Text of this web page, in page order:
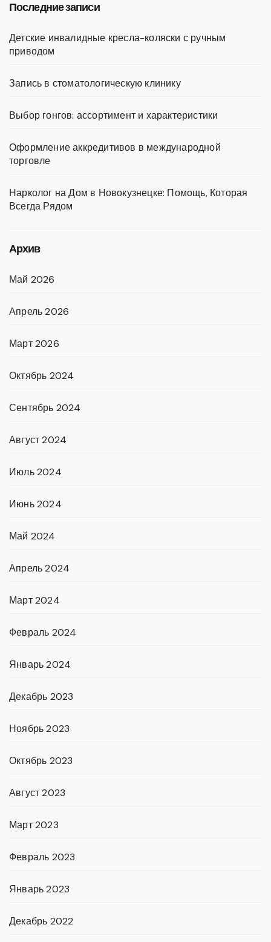
Последние записи
Детские инвалидные кресла-коляски с ручным
приводом
Запись в стоматологическую клинику
Выбор гонгов: ассортимент и характеристики
Оформление аккредитивов в международной
торговле
Нарколог на Дом в Новокузнецке: Помощь, Которая
Всегда Рядом
Архив
Май 2026
Апрель 2026
Март 2026
Октябрь 2024
Сентябрь 2024
Август 2024
Июль 2024
Июнь 2024
Май 2024
Апрель 2024
Март 2024
Февраль 2024
Январь 2024
Декабрь 2023
Ноябрь 2023
Октябрь 2023
Август 2023
Март 2023
Февраль 2023
Январь 2023
Декабрь 2022